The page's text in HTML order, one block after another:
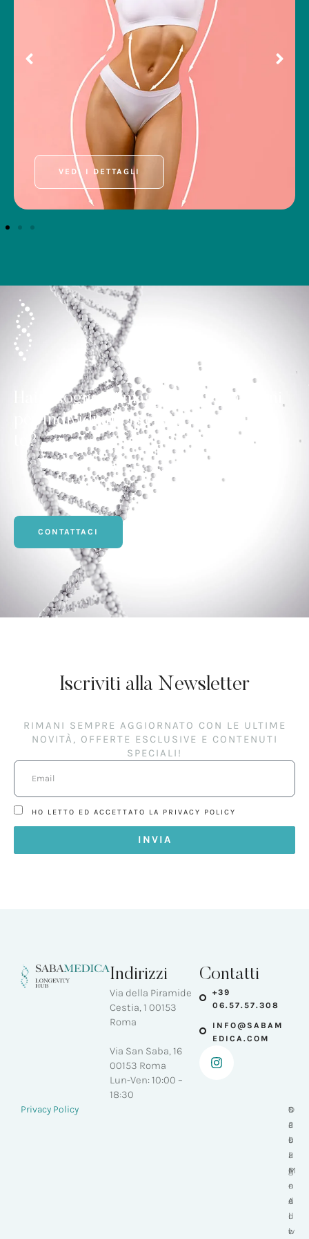
VEDI I DETTAGLI
Hai bisogno di maggiori informazioni
per Individuare i servizi più adatti a
te?
CONTATTACI
Iscriviti alla Newsletter
RIMANI SEMPRE AGGIORNATO CON LE ULTIME
NOVITÀ, OFFERTE ESCLUSIVE E CONTENUTI
SPECIALI!
HO LETTO ED ACCETTATO LA PRIVACY POLICY
INVIA
Indirizzi
Via della Piramide
Cestia, 1 00153
Roma
Via San Saba, 16
00153 Roma
Lun-Ven: 10:00 –
18:30
Contatti
+39
06.57.57.308
INFO@SABAM
EDICA.COM
Privacy Policy
S
a
b
a
M
e
d
i
c
-
D
e
s
i
g
n
e
d
w
©
2
0
2
6
-
A
l
l